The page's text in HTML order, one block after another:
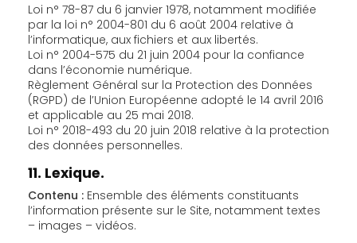
Loi n° 78-87 du 6 janvier 1978, notamment modifiée
par la loi n° 2004-801 du 6 août 2004 relative à
l’informatique, aux fichiers et aux libertés.
Loi n° 2004-575 du 21 juin 2004 pour la confiance
dans l’économie numérique.
Règlement Général sur la Protection des Données
(RGPD) de l’Union Européenne adopté le 14 avril 2016
et applicable au 25 mai 2018.
Loi n° 2018-493 du 20 juin 2018 relative à la protection
des données personnelles.
11. Lexique.
Contenu : Ensemble des éléments constituants
l’information présente sur le Site, notamment textes
– images – vidéos.